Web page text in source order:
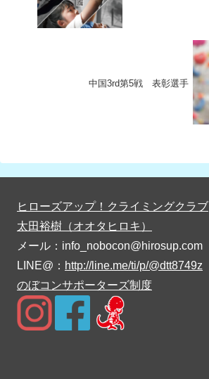
中国3rd第5戦 表彰選手
ヒローズアップ！クライミングクラブ
太田裕樹（オオタヒロキ）
メール：info_nobocon@hirosup.com
LINE@： http://line.me/ti/p/@dtt8749z
のぼコンサポーターズ制度